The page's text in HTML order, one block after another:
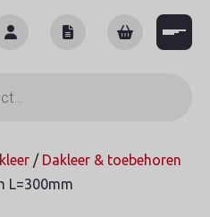
/ Dakleer & toebehoren
L=300mm